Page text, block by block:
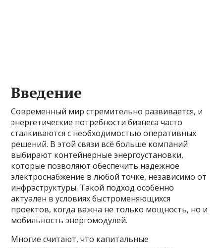
Введение
Современный мир стремительно развивается, и
энергетические потребности бизнеса часто
сталкиваются с необходимостью оперативных
решений. В этой связи всё больше компаний
выбирают контейнерные энергоустановки,
которые позволяют обеспечить надежное
электроснабжение в любой точке, независимо от
инфраструктуры. Такой подход особенно
актуален в условиях быстроменяющихся
проектов, когда важна не только мощность, но и
мобильность энергомодулей.
Многие считают, что капитальные